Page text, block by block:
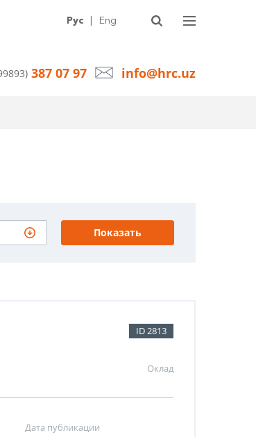
Рус | Eng
387 07 97 info@hrc.uz
Показать
ID 2813
Оклад
Дата публикации